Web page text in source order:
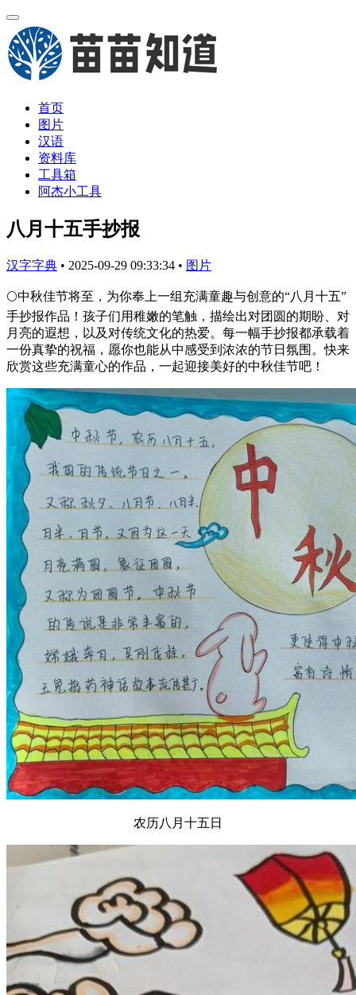
首页
图片
汉语
资料库
工具箱
阿杰小工具
八月十五手抄报
汉字字典 • 2025-09-29 09:33:34 • 图片
🌕中秋佳节将至，为你奉上一组充满童趣与创意的“八月十五”
手抄报作品！孩子们用稚嫩的笔触，描绘出对团圆的期盼、对
月亮的遐想，以及对传统文化的热爱。每一幅手抄报都承载着
一份真挚的祝福，愿你也能从中感受到浓浓的节日氛围。快来
欣赏这些充满童心的作品，一起迎接美好的中秋佳节吧！
农历八月十五日